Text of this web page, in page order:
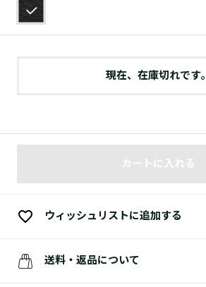
現在、在庫切れです。
カートに入れる
ウィッシュリストに追加する
送料・返品について